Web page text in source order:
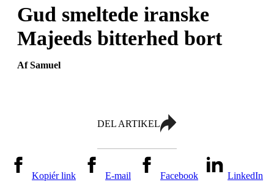
Gud smeltede iranske
Majeeds bitterhed bort
Af Samuel
DEL ARTIKEL
Kopiér link E-mail Facebook LinkedIn